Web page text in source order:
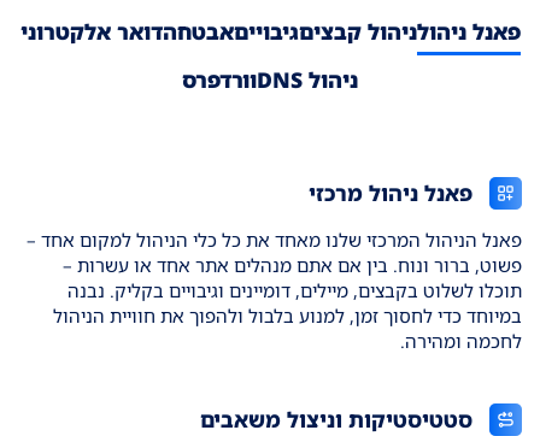
פאנל ניהולניהול קבציםגיבוייםאבטחהדואר אלקטרוני
ניהול DNS
וורדפרס
פאנל ניהול מרכזי
פאנל הניהול המרכזי שלנו מאחד את כל כלי הניהול למקום אחד –
פשוט, ברור ונוח. בין אם אתם מנהלים אתר אחד או עשרות –
תוכלו לשלוט בקבצים, מיילים, דומיינים וגיבויים בקליק. נבנה
במיוחד כדי לחסוך זמן, למנוע בלבול ולהפוך את חוויית הניהול
לחכמה ומהירה.
סטטיסטיקות וניצול משאבים